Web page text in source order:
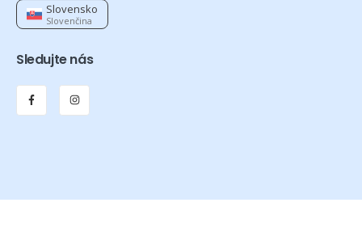
Slovensko
Slovenčina
Sledujte nás